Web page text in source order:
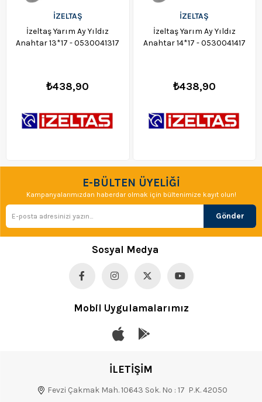
İZELTAŞ
İzeltaş Yarım Ay Yıldız
Anahtar 13*17 - 0530041317
₺438,90
İZELTAŞ
İzeltaş Yarım Ay Yıldız
Anahtar 14*17 - 0530041417
₺438,90
E-BÜLTEN ÜYELİĞİ
Kampanyalarımızdan haberdar olmak için bültenimize kayıt olun!
Gönder
Sosyal Medya
Mobil Uygulamalarımız
İLETİŞİM
Fevzi Çakmak Mah. 10643 Sok. No : 17 P.K. 42050